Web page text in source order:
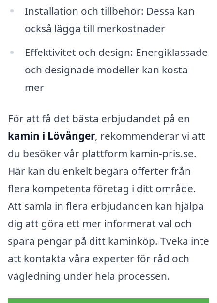
Installation och tillbehör: Dessa kan
också lägga till merkostnader
Effektivitet och design: Energiklassade
och designade modeller kan kosta
mer
För att få det bästa erbjudandet på en
kamin i Lövånger, rekommenderar vi att
du besöker vår plattform kamin-pris.se.
Här kan du enkelt begära offerter från
flera kompetenta företag i ditt område.
Att samla in flera erbjudanden kan hjälpa
dig att göra ett mer informerat val och
spara pengar på ditt kaminköp. Tveka inte
att kontakta våra experter för råd och
vägledning under hela processen.